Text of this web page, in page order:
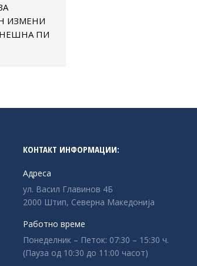
ИЗМЕНИ
ПИ
КОНТАКТ ИНФОРМАЦИИ:
Адреса
ул. Васил Главинов 4Б
2000 Штип, Северна Македонија
Работно време
Понеделник – Петок: 07:30 – 15:30 ч.
(Пауза од 10:30 до 11:00 часот)